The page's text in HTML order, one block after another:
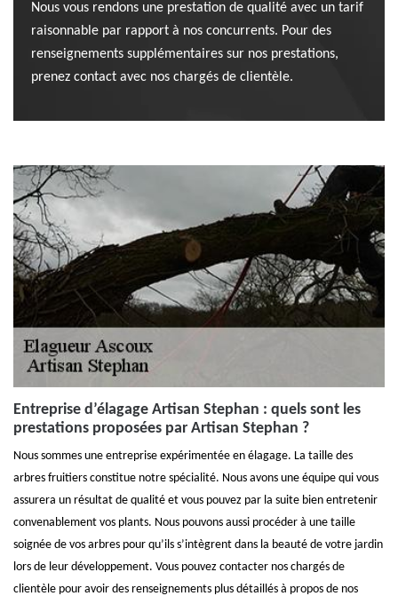
Nous vous rendons une prestation de qualité avec un tarif
raisonnable par rapport à nos concurrents. Pour des
renseignements supplémentaires sur nos prestations,
prenez contact avec nos chargés de clientèle.
Entreprise d’élagage Artisan Stephan : quels sont les
prestations proposées par Artisan Stephan ?
Nous sommes une entreprise expérimentée en élagage. La taille des
arbres fruitiers constitue notre spécialité. Nous avons une équipe qui vous
assurera un résultat de qualité et vous pouvez par la suite bien entretenir
convenablement vos plants. Nous pouvons aussi procéder à une taille
soignée de vos arbres pour qu’ils s’intègrent dans la beauté de votre jardin
lors de leur développement. Vous pouvez contacter nos chargés de
clientèle pour avoir des renseignements plus détaillés à propos de nos